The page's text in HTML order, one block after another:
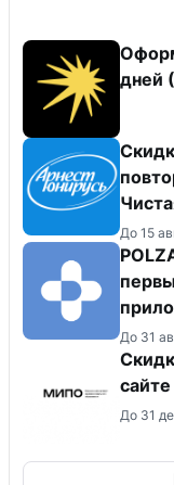
дней
До 15
До 31
сайте
До 31